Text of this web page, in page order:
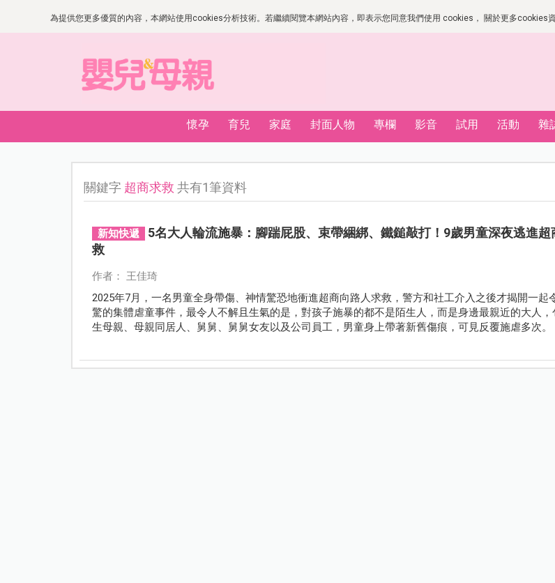
為提供您更多優質的內容，本網站使用cookies分析技術。若繼續閱覽本網站內容，即表示您同意我們使用 cookies， 關於更多cookies
懷孕 育兒 家庭 封面人物 專欄 影音 試用 活動 雜
關鍵字 超商求救 共有1筆資料
新知快遞
5名大人輪流施暴：腳踹屁股、束帶綑綁、鐵鎚敲打！9歲男童深夜逃進超
救
作者： 王佳琦
2025年7月，一名男童全身帶傷、神情驚恐地衝進超商向路人求救，警方和社工介入之後才揭開一起
驚的集體虐童事件，最令人不解且生氣的是，對孩子施暴的都不是陌生人，而是身邊最親近的大人，
生母親、母親同居人、舅舅、舅舅女友以及公司員工，男童身上帶著新舊傷痕，可見反覆施虐多次。